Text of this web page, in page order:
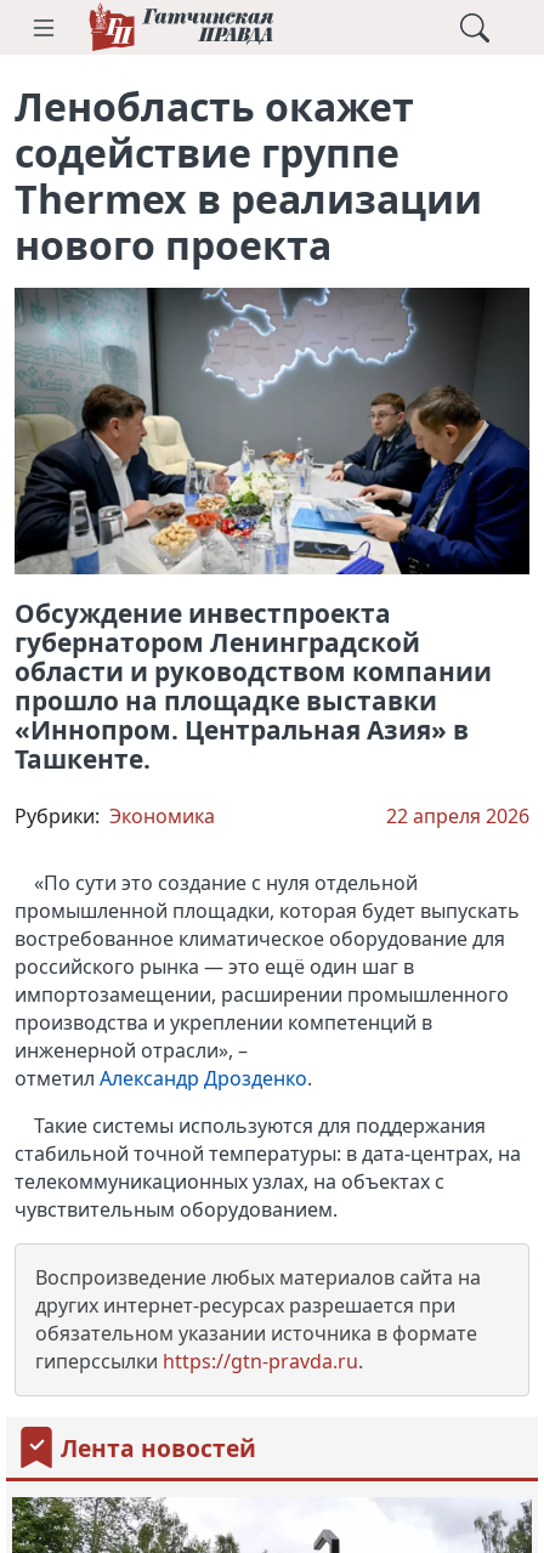
Ленобласть окажет
содействие группе
Thermex в реализации
нового проекта
Обсуждение инвестпроекта
губернатором Ленинградской
области и руководством компании
прошло на площадке выставки
«Иннопром. Центральная Азия» в
Ташкенте.
Рубрики: Экономика 22 апреля 2026
«По сути это создание с нуля отдельной
промышленной площадки, которая будет выпускать
востребованное климатическое оборудование для
российского рынка — это ещё один шаг в
импортозамещении, расширении промышленного
производства и укреплении компетенций в
инженерной отрасли», –
отметил Александр Дрозденко.
Такие системы используются для поддержания
стабильной точной температуры: в дата-центрах, на
телекоммуникационных узлах, на объектах с
чувствительным оборудованием.
Воспроизведение любых материалов сайта на
других интернет-ресурсах разрешается при
обязательном указании источника в формате
гиперссылки https://gtn-pravda.ru.
Лента новостей